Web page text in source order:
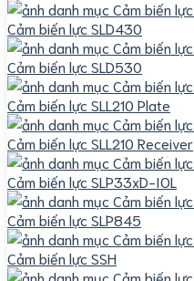
Cảm biến lực SLD430
Cảm biến lực SLD530
Cảm biến lực SLL210 Plate
Cảm biến lực SLL210 Receiver
Cảm biến lực SLP33xD-IOL
Cảm biến lực SLP845
Cảm biến lực SSH